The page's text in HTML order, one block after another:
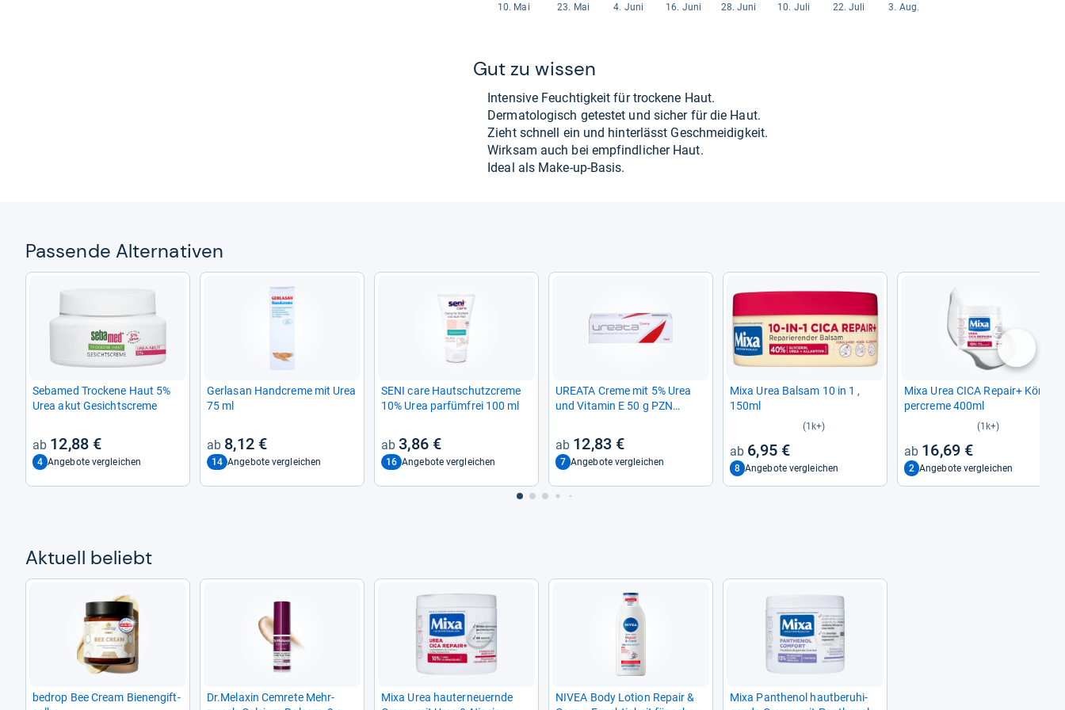
Gut zu wis­sen
Inten­sive Feuch­tig­keit für tro­ckene Haut.
Der­ma­to­lo­gisch getes­tet und sicher für die Haut.
Zieht schnell ein und hin­ter­lässt Geschmei­dig­keit.
Wirk­sam auch bei emp­find­li­cher Haut.
Ideal als Make-​up-​Basis.
Pas­sende Alter­na­ti­ven
Seb­a­med Tro­ckene Haut 5%
Urea akut Gesichts­creme
12,88 €
4 Angebote vergleichen
Ger­lasan Hand­creme mit Urea
75 ml
8,12 €
14 Angebote vergleichen
SENI care Haut­schutz­creme
10% Urea par­füm­frei 100 ml
3,86 €
16 Angebote vergleichen
UREATA Creme mit 5% Urea
und Vit­amin E 50 g PZN
12,83 €
7 Angebote vergleichen
Mixa Urea Bal­sam 10 in 1 ,
150ml
(1k+)
6,95 €
8 Angebote vergleichen
Mixa Urea CICA Repair+ Kör­
per­creme 400ml
(1k+)
16,69 €
2 Angebote vergleichen
nächste
Aktu­ell beliebt
bedrop Bee Cream Bie­nen­gift­
Dr.Mela­xin Cem­rete Mehr­
Mixa Urea hauter­neu­ernde
NIVEA Body Lotion Repair &
Mixa Pan­the­nol haut­be­ru­hi­